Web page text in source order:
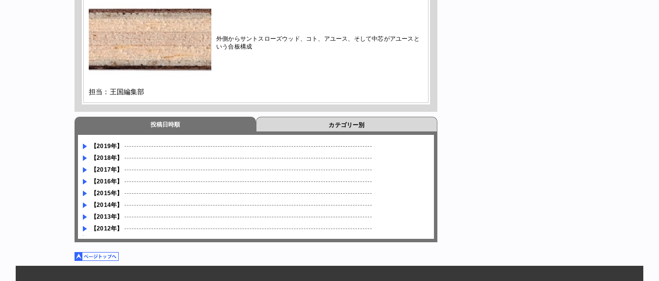
外側からサントスローズウッド、コト、アユース、そして中芯がアユースと
いう合板構成
担当：王国編集部
投稿日時順 カテゴリー別
【2019年】
【2018年】
【2017年】
【2016年】
【2015年】
【2014年】
【2013年】
【2012年】